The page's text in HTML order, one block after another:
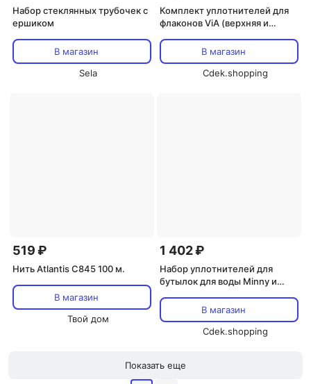
Набор стеклянных трубочек с
ершиком
В магазин
Sela
Комплект уплотнителей для
флаконов ViA (верхняя и
В магазин
Cdek.shopping
519 ₽
Нить Atlantis C845 100 м.
В магазин
Твой дом
1 402 ₽
Набор уплотнителей для
бутылок для воды Minny и
Vesperbox, Seal Set 3 Pieces
В магазин
Cdek.shopping
Показать еще